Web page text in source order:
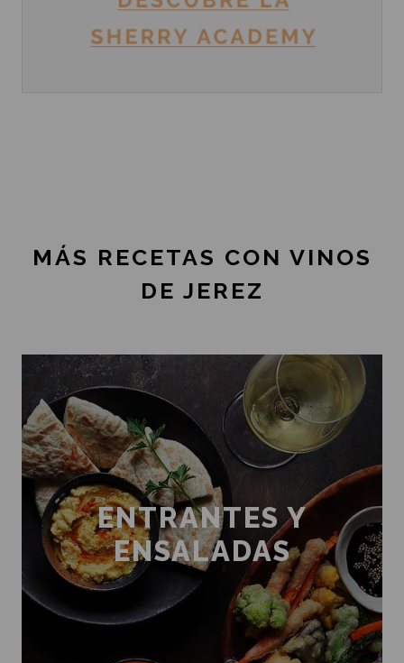
MÁS RECETAS CON VINOS
DE JEREZ
ENTRANTES Y
ENSALADAS